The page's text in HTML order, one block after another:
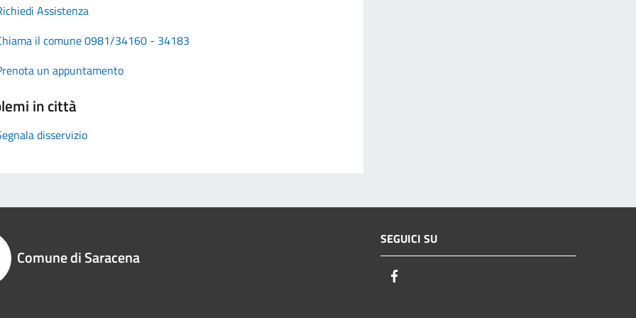
Assistenza
il comune 0981/34160 - 34183
un appuntamento
in città
disservizio
Comune di Saracena
SEGUICI SU